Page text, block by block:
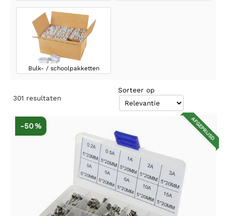
Bulk- / schoolpakketten
301 resultaten
Sorteer op
AFGEPRIJSD
-50 %